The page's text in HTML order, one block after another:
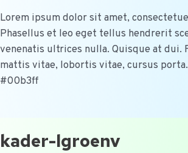
Lorem ipsum dolor sit amet,
Phasellus et leo eget tellus hendrerit
venenatis ultrices nulla. Quisque at dui.
mattis vitae, lobortis vitae, cursus porta.
#00b3ff
kader-lgroenv